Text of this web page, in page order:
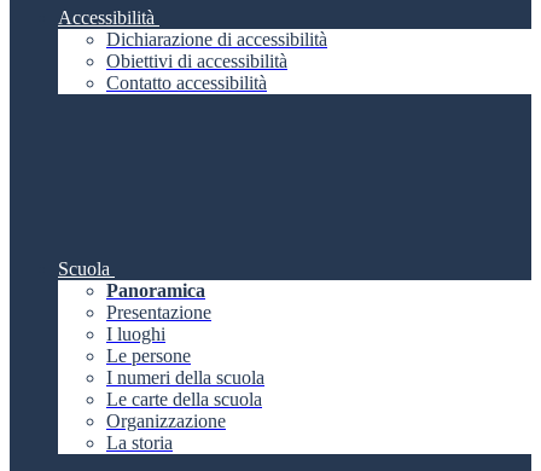
Accessibilità
Dichiarazione di accessibilità
Obiettivi di accessibilità
Contatto accessibilità
Scuola
Panoramica
Presentazione
I luoghi
Le persone
I numeri della scuola
Le carte della scuola
Organizzazione
La storia